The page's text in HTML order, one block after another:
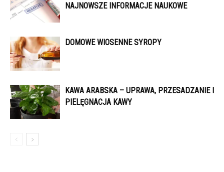
NAJNOWSZE INFORMACJE NAUKOWE
DOMOWE WIOSENNE SYROPY
KAWA ARABSKA – UPRAWA, PRZESADZANIE I
PIELĘGNACJA KAWY